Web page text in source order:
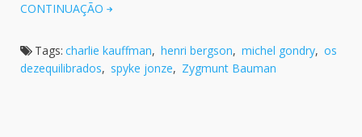
CONTINUAÇÃO
Tags: charlie kauffman, henri bergson, michel gondry, os
dezequilibrados, spyke jonze, Zygmunt Bauman